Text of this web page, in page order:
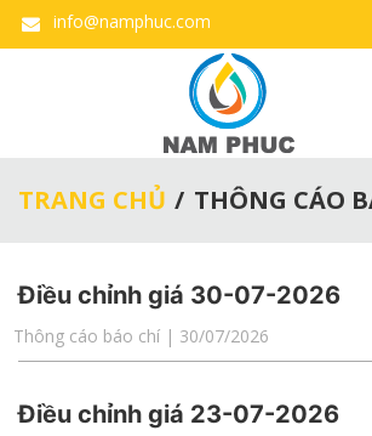
info@namphuc.com
TRANG CHỦ THÔNG CÁO
Điều chỉnh giá 30-07-2026
Thông cáo báo chí | 30/07/2026
Điều chỉnh giá 23-07-2026